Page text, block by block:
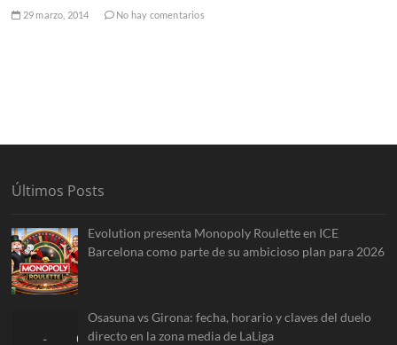
29 marzo, 2014 No hay comentarios
Últimos Posts
Evolution presenta Monopoly Roulette en ICE
Barcelona como parte de su ambicioso plan para 2026
Osasuna vs Girona: fecha, horario y claves del duelo
directo en la zona media de LaLiga